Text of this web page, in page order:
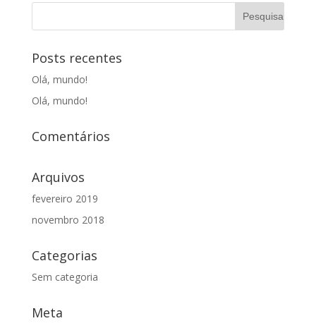
Posts recentes
Olá, mundo!
Olá, mundo!
Comentários
Arquivos
fevereiro 2019
novembro 2018
Categorias
Sem categoria
Meta